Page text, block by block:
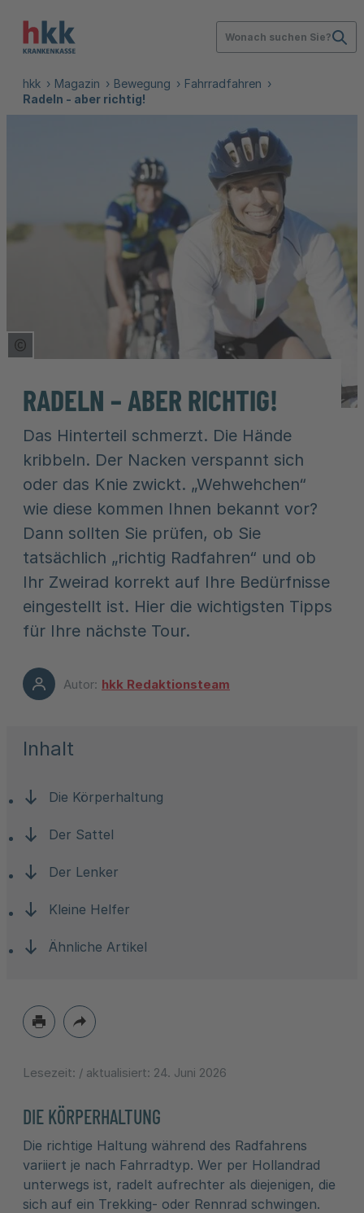
Wonach suchen Sie?
hkk Magazin Bewegung
Fahrradfahren
Radeln - aber richtig!
Copyright Tooltip öffnen
RADELN – ABER RICHTIG!
Das Hinterteil schmerzt. Die Hände
kribbeln. Der Nacken verspannt sich
oder das Knie zwickt. „Wehwehchen“
wie diese kommen Ihnen bekannt vor?
Dann sollten Sie prüfen, ob Sie
tatsächlich „richtig Radfahren“ und ob
Ihr Zweirad korrekt auf Ihre Bedürfnisse
eingestellt ist. Hier die wichtigsten Tipps
für Ihre nächste Tour.
Autor: hkk Redaktionsteam
Inhalt
Die Körperhaltung
Der Sattel
Der Lenker
Kleine Helfer
Ähnliche Artikel
Lesezeit: / aktualisiert: 24. Juni 2026
DIE KÖRPERHALTUNG
Die richtige Haltung während des Radfahrens
variiert je nach Fahrradtyp. Wer per Hollandrad
unterwegs ist, radelt aufrechter als diejenigen, die
sich auf ein Trekking- oder Rennrad schwingen.